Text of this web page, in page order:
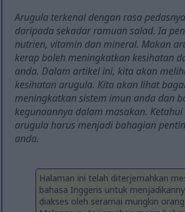
Arugula terkenal dengan rasa
daripada sekadar ramuan salad. Ia
nutrien, vitamin dan mineral. Makan
kerap boleh meningkatkan kesihatan
anda. Dalam artikel ini, kita akan
kesihatan arugula. Kita akan lihat
meningkatkan sistem imun anda dan
kegunaannya dalam masakan.
arugula harus menjadi bahagian
anda.
Halaman ini telah diterjemahkan
bahasa Inggeris untuk
diakses oleh seramai mungkin orang.